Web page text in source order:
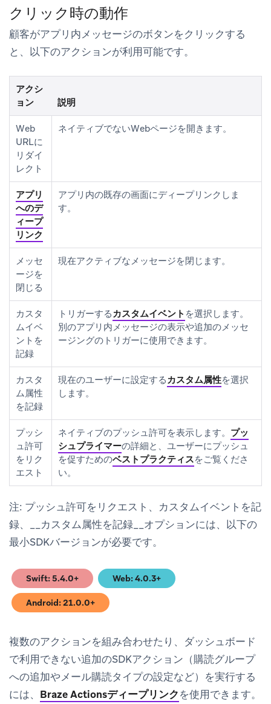
クリック時の動作
顧客がアプリ内メッセージのボタンをクリックする
と、以下のアクションが利用可能です。
アクシ
ョン
説明
Web
URLに
リダイ
レクト
ネイティブでないWebページを開きます。
アプリ
へのデ
ィープ
リンク
アプリ内の既存の画面にディープリンクしま
す。
メッセ
ージを
閉じる
現在アクティブなメッセージを閉じます。
カスタ
ムイベ
ントを
記録
トリガーするカスタムイベント を選択します。
別のアプリ内メッセージの表示や追加のメッセ
ージングのトリガーに使用できます。
カスタ
ム属性
を記録
現在のユーザーに設定するカスタム属性を選択
します。
プッシ
ュ許可
をリク
エスト
ネイティブのプッシュ許可を表示します。 プッ
シュプライマーの詳細と、ユーザーにプッシュ
を促すためのベストプラクティスをご覧くださ
い。
注: プッシュ許可をリクエスト 、 カスタムイベントを記
録、__カスタム属性を記録__オプションには、以下の
最小SDKバージョンが必要です。
Swift: 5.4.0+
(opens in new tab) Web: 4.0.3+
(opens in new tab)
Android: 21.0.0+
(opens in new tab)
複数のアクションを組み合わせたり、ダッシュボード
で利用できない追加のSDKアクション（購読グループ
への追加やメール購読タイプの設定など）を実行する
には、 Braze Actionsディープリンクを使用できます。